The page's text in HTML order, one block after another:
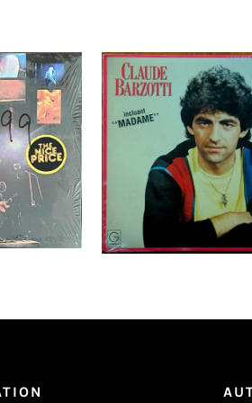
‎– Live
! _ Top
US
Détails
Claude Barzotti –
J’s’rai Jamais
Ajouter au
panier